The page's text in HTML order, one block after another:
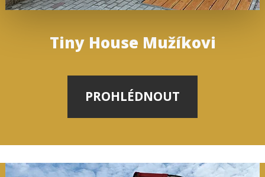
Tiny House Mužíkovi
PROHLÉDNOUT